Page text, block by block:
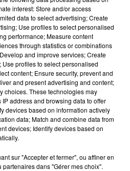
interest: Store and/or access
data to select advertising; Create
Use profiles to select personalised
performance; Measure content
through statistics or combinations
and improve services; Create
profiles to select personalised
content; Ensure security, prevent and
and present advertising and content;
choices. These technologies may
address and browsing data to offer
devices based on information actively
data; Match and combine data from
devices; Identify devices based on
sur "Accepter et fermer", ou affiner en
dans "Gérer mes choix".